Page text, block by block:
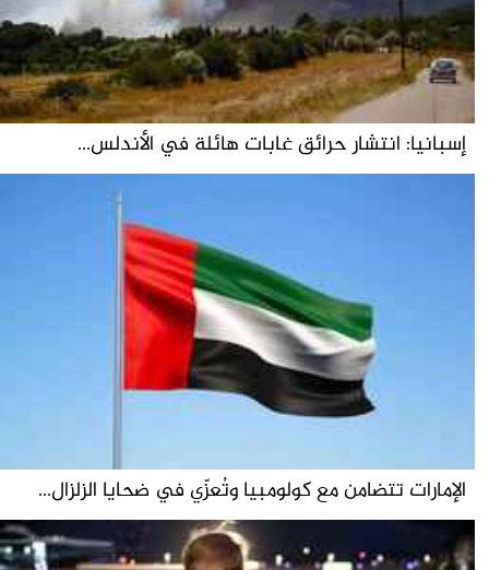
إسبانيا: انتشار حرائق غابات هائلة في الأندلس...
الإمارات تتضامن مع كولومبيا وتُعزّي في ضحايا الزلزال...